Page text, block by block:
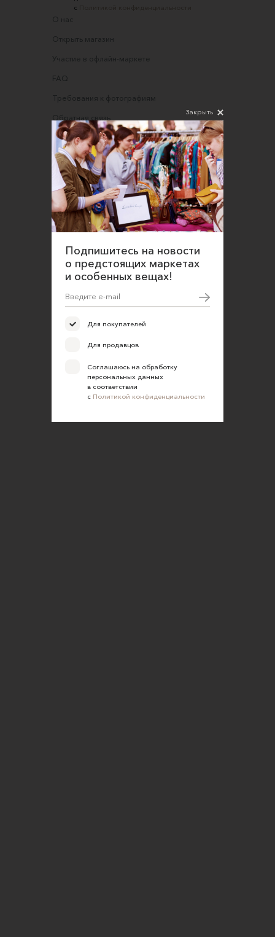
с
О нас
Открыть магазин
Участие в офлайн-маркете
FAQ
Требования к фотографиям
Обратная связь
Соглашение об оказании услуг
Правила сайта
Оферта для продавцов
Оферта для покупателей
Политика конфиденциальности
Закрыть
Подпишитесь на новости
о предстоящих маркетах
и особенных вещах!
Для покупателей
Для продавцов
Соглашаюсь на обработку
персональных данных
в соответствии
с Политикой конфиденциальности